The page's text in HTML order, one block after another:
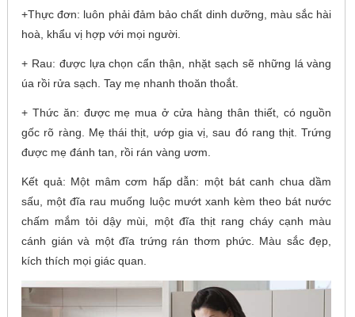
+Thực đơn: luôn phải đảm bảo chất dinh dưỡng, màu sắc hài
hoà, khẩu vị hợp với mọi người.
+ Rau: được lựa chọn cẩn thận, nhặt sạch sẽ những lá vàng
úa rồi rửa sạch. Tay mẹ nhanh thoăn thoắt.
+ Thức ăn: được mẹ mua ở cửa hàng thân thiết, có nguồn
gốc rõ ràng. Mẹ thái thịt, ướp gia vị, sau đó rang thịt. Trứng
được mẹ đánh tan, rồi rán vàng ươm.
Kết quả: Một mâm cơm hấp dẫn: một bát canh chua dầm
sấu, một đĩa rau muống luộc mướt xanh kèm theo bát nước
chấm mắm tỏi dậy mùi, một đĩa thịt rang cháy cạnh màu
cánh gián và một đĩa trứng rán thơm phức. Màu sắc đẹp,
kích thích mọi giác quan.